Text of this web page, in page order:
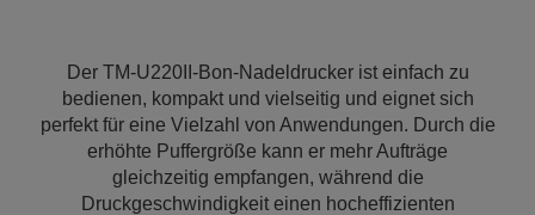
Der TM-U220II-Bon-Nadeldrucker ist einfach zu
bedienen, kompakt und vielseitig und eignet sich
perfekt für eine Vielzahl von Anwendungen. Durch die
erhöhte Puffergröße kann er mehr Aufträge
gleichzeitig empfangen, während die
Druckgeschwindigkeit einen hocheffizienten